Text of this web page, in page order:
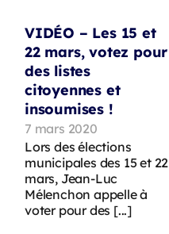
VIDÉO – Les 15 et
22 mars, votez pour
des listes
citoyennes et
insoumises !
7 mars 2020
Lors des élections
municipales des 15 et 22
mars, Jean-Luc
Mélenchon appelle à
voter pour des [...]